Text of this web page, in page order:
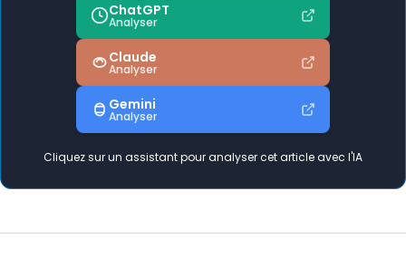
ChatGPT
Analyser
Claude
Analyser
Gemini
Analyser
Cliquez sur un assistant pour analyser cet article avec l'IA